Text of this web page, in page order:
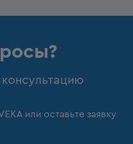
или оставьте заявку